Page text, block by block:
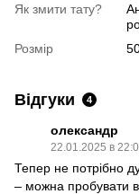
Як змити тату?
Розмір
Відгуки 4
олександр
22.01.2025 в
Тепер не потрібно
– можна пробувати